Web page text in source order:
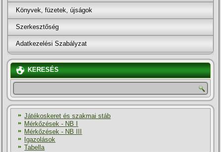
Könyvek, füzetek, újságok
Szerkesztőség
Adatkezelési Szabályzat
KERESÉS
Játékoskeret és szakmai stáb
Mérkőzések - NB I
Mérkőzések - NB III
Igazolások
Tabella